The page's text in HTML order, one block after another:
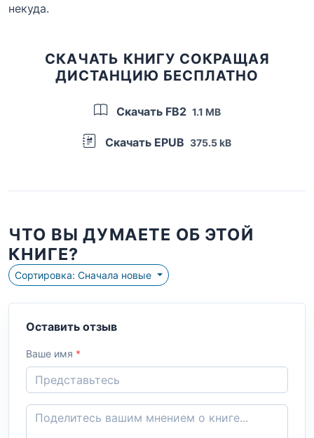
некуда.
СКАЧАТЬ КНИГУ СОКРАЩАЯ
ДИСТАНЦИЮ БЕСПЛАТНО
Скачать FB2 1.1 MB
Скачать EPUB 375.5 kB
ЧТО ВЫ ДУМАЕТЕ ОБ ЭТОЙ
КНИГЕ?
Сортировка: Сначала новые
Оставить отзыв
Ваше имя *